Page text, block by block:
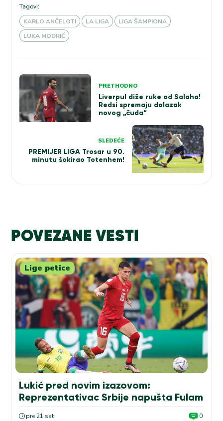
Tagovi:
KARLO ANČELOTI
LA LIGA
LIGA ŠAMPIONA
LUKA MODRIĆ
Kretanje
članka
PRETHODNO
Liverpul diže ruke od Salaha!
Redsi spremaju dolazak
novog „čuda“
SLEDEĆE
PREMIJER LIGA Trosar u 90.
minutu šokirao Totenhem!
POVEZANE VESTI
Lige petice
Lukić pred novim izazovom:
Reprezentativac Srbije napušta Fulam
pre 21 sat 0